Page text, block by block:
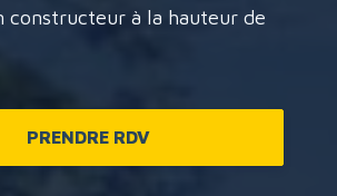
constructeur à la hauteur de
PRENDRE RDV